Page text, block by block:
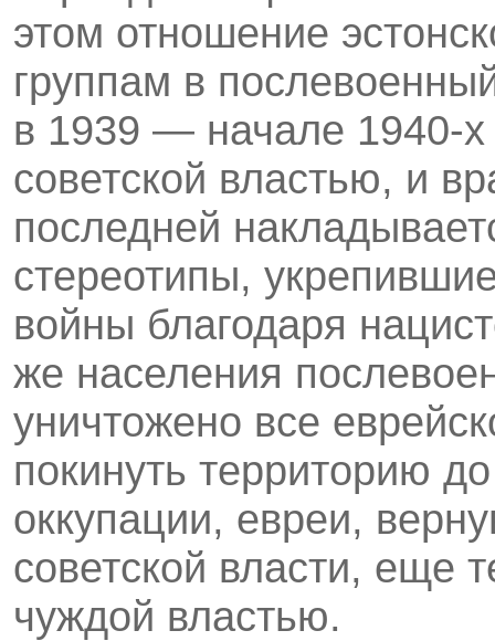
этом отношение
группам в
в 1939 — начале 1940-х
советской властью, и
последней
стереотипы,
войны благодаря
же населения
уничтожено все
покинуть территорию
оккупации, евреи,
советской власти, еще
чуждой властью.